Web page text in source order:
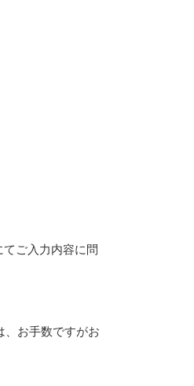
ご入力内容に問
お手数ですがお